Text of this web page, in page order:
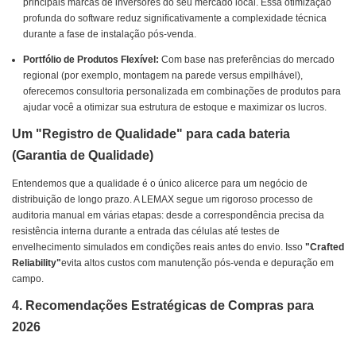
principais marcas de inversores do seu mercado local. Essa otimização
profunda do software reduz significativamente a complexidade técnica
durante a fase de instalação pós-venda.
Portfólio de Produtos Flexível: Com base nas preferências do mercado
regional (por exemplo, montagem na parede versus empilhável),
oferecemos consultoria personalizada em combinações de produtos para
ajudar você a otimizar sua estrutura de estoque e maximizar os lucros.
Um "Registro de Qualidade" para cada bateria
(Garantia de Qualidade)
Entendemos que a qualidade é o único alicerce para um negócio de
distribuição de longo prazo. A LEMAX segue um rigoroso processo de
auditoria manual em várias etapas: desde a correspondência precisa da
resistência interna durante a entrada das células até testes de
envelhecimento simulados em condições reais antes do envio. Isso "Crafted
Reliability"evita altos custos com manutenção pós-venda e depuração em
campo.
4. Recomendações Estratégicas de Compras para
2026